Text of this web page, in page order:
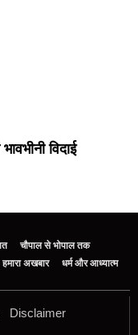
विदाई
चौपाल से भोपाल तक
हमारा अखबार धर्म और आध्यात्म
Disclaimer